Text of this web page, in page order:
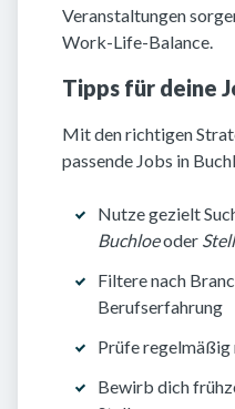
Veranstaltungen
Work-Life-Balance.
Tipps für deine
Mit den richtigen
passende Jobs in
Nutze gezielt
Buchloeoder
Filtere nach
Berufserfahrung
Prüfe regelmäßig
Bewirb dich